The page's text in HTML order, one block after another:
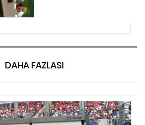
DAHA FAZLASI